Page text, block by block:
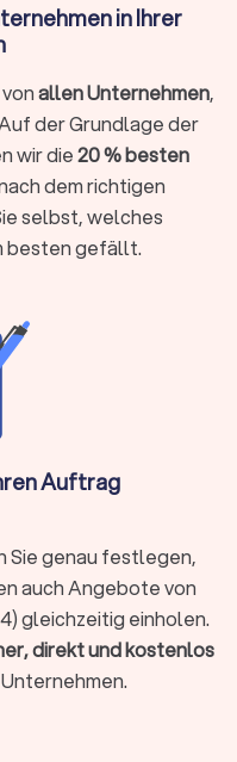
Betriebe
Hersteller
und
und
in
Aufmaß:
und
saubere
Brandschutz:
Zulassung.
Schnelle,
Maler- oder
in Ihrer
allen Unternehmen,
der Grundlage der
wir die20 % besten
dem richtigen
selbst, welches
besten gefällt.
Auftrag
Sie genau festlegen,
auch Angebote von
gleichzeitig einholen.
direkt und kostenlos